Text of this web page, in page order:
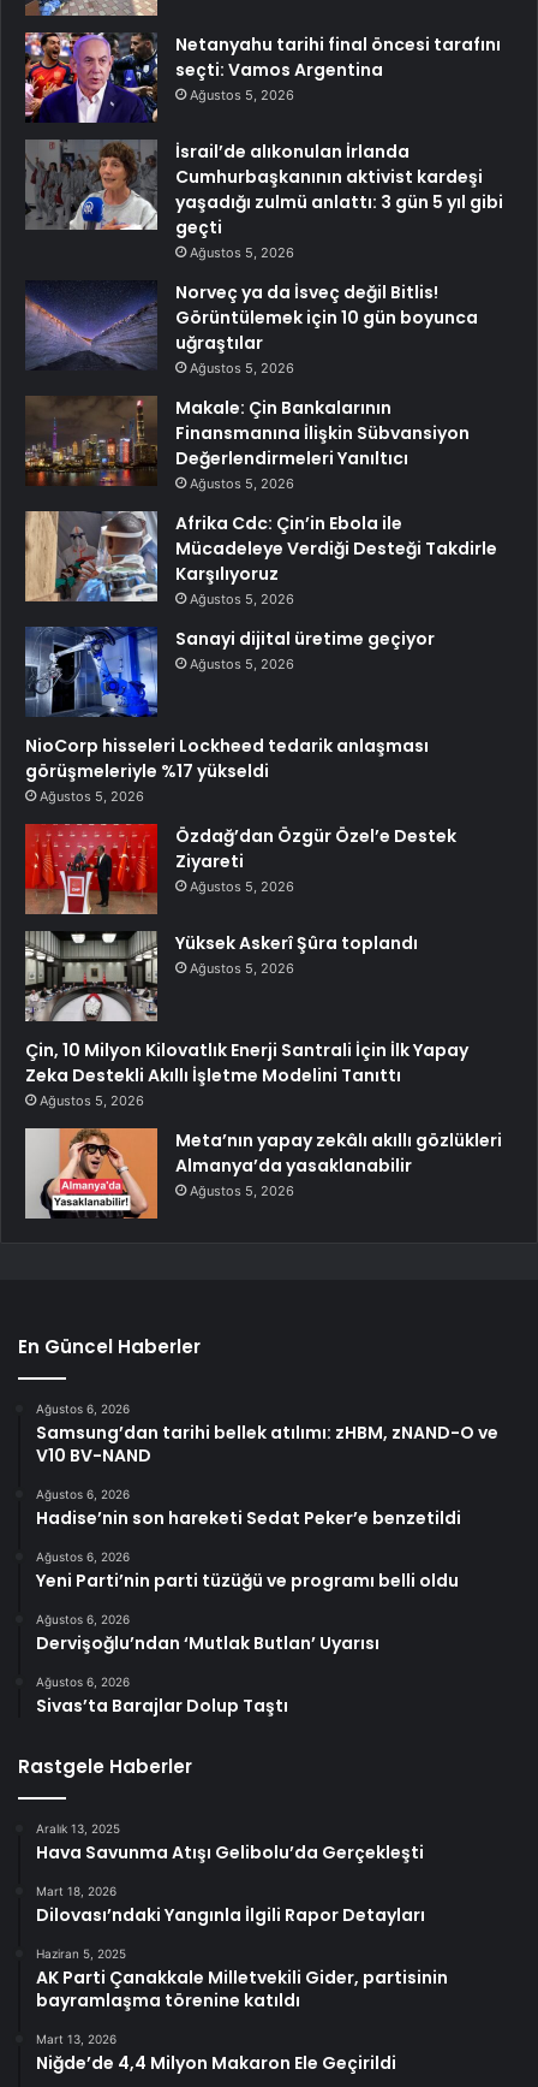
Netanyahu tarihi final öncesi tarafını
seçti: Vamos Argentina
Ağustos 5, 2026
İsrail’de alıkonulan İrlanda
Cumhurbaşkanının aktivist kardeşi
yaşadığı zulmü anlattı: 3 gün 5 yıl gibi
geçti
Ağustos 5, 2026
Norveç ya da İsveç değil Bitlis!
Görüntülemek için 10 gün boyunca
uğraştılar
Ağustos 5, 2026
Makale: Çin Bankalarının
Finansmanına İlişkin Sübvansiyon
Değerlendirmeleri Yanıltıcı
Ağustos 5, 2026
Afrika Cdc: Çin’in Ebola ile
Mücadeleye Verdiği Desteği Takdirle
Karşılıyoruz
Ağustos 5, 2026
Sanayi dijital üretime geçiyor
Ağustos 5, 2026
NioCorp hisseleri Lockheed tedarik anlaşması
görüşmeleriyle %17 yükseldi
Ağustos 5, 2026
Özdağ’dan Özgür Özel’e Destek
Ziyareti
Ağustos 5, 2026
Yüksek Askerî Şûra toplandı
Ağustos 5, 2026
Çin, 10 Milyon Kilovatlık Enerji Santrali İçin İlk Yapay
Zeka Destekli Akıllı İşletme Modelini Tanıttı
Ağustos 5, 2026
Meta’nın yapay zekâlı akıllı gözlükleri
Almanya’da yasaklanabilir
Ağustos 5, 2026
En Güncel Haberler
Ağustos 6, 2026
Samsung’dan tarihi bellek atılımı: zHBM, zNAND-O ve
V10 BV-NAND
Ağustos 6, 2026
Hadise’nin son hareketi Sedat Peker’e benzetildi
Ağustos 6, 2026
Yeni Parti’nin parti tüzüğü ve programı belli oldu
Ağustos 6, 2026
Dervişoğlu’ndan ‘Mutlak Butlan’ Uyarısı
Ağustos 6, 2026
Sivas’ta Barajlar Dolup Taştı
Rastgele Haberler
Aralık 13, 2025
Hava Savunma Atışı Gelibolu’da Gerçekleşti
Mart 18, 2026
Dilovası’ndaki Yangınla İlgili Rapor Detayları
Haziran 5, 2025
AK Parti Çanakkale Milletvekili Gider, partisinin
bayramlaşma törenine katıldı
Mart 13, 2026
Niğde’de 4,4 Milyon Makaron Ele Geçirildi